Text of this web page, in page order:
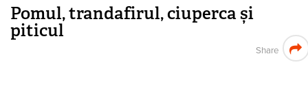
Pomul, trandafirul, ciuperca și
piticul
Share